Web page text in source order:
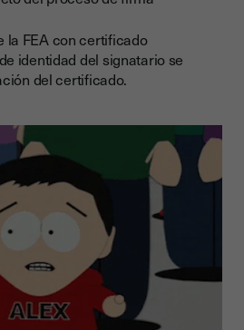
la FEA con certificado
identidad del signatario se
del certificado.